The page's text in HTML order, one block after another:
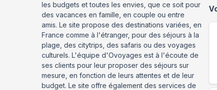
les budgets et toutes les envies, que ce soit pour
des vacances en famille, en couple ou entre
amis. Le site propose des destinations variées, en
France comme à l'étranger, pour des séjours à la
plage, des citytrips, des safaris ou des voyages
culturels. L'équipe d'Ovoyages est à l'écoute de
ses clients pour leur proposer des séjours sur
mesure, en fonction de leurs attentes et de leur
budget. Le site offre également des services de